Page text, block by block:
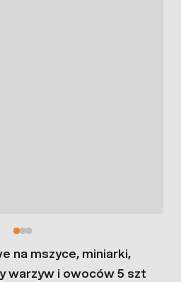
na mszyce, miniarki,
warzyw i owoców 5 szt